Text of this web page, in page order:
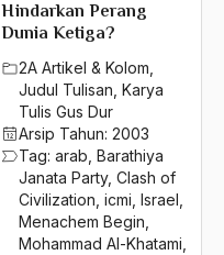
Hindarkan Perang
Dunia Ketiga?
2A Artikel & Kolom
Judul Tulisan Karya
Tulis Gus Dur
Arsip Tahun: 2003
Tag: arab Barathiya
Janata Party, Clash of
Civilization icmi Israel
Menachem Begin
Mohammad Al-Khatami